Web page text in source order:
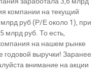
компании на текущий
руб (Р/Е около 1), при
млрд руб. То есть,
на нашем рынке
годовой выручки! Заранее
внимание на акции